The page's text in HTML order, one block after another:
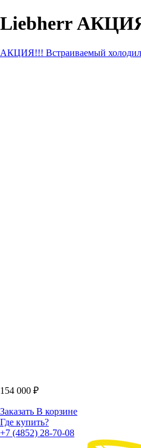
Liebherr
АКЦИЯ!!! Встраиваемый
154 000 ₽
Заказать В корзине
Где купить?
+7 (4852) 28-70-08